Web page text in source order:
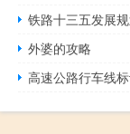
铁路十三五发展
外婆的攻略
高速公路行车线